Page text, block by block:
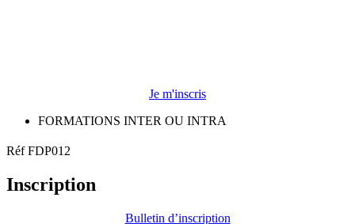
Je m'inscris
FORMATIONS INTER OU INTRA
Réf FDP012
Inscription
Bulletin d’inscription